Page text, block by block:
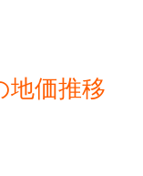
地価推移